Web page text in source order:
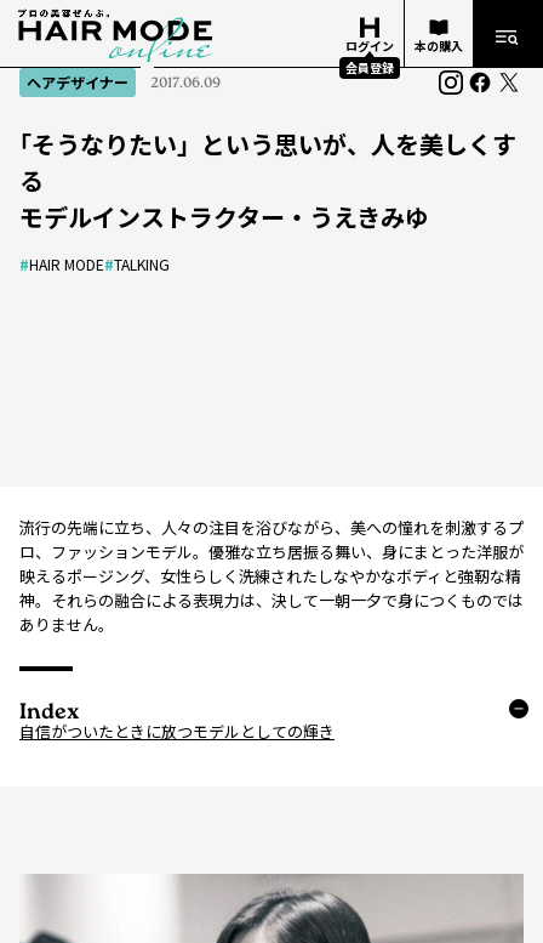
ログイン
会員登録
本の購入
ヘアデザイナー 2017.06.09
｢そうなりたい」という思いが、人を美しくす
る
モデルインストラクター・うえきみゆ
#HAIR MODE#TALKING
流行の先端に立ち、人々の注目を浴びながら、美への憧れを刺激するプ
ロ、ファッションモデル。優雅な立ち居振る舞い、身にまとった洋服が
映えるポージング、女性らしく洗練されたしなやかなボディと強靭な精
神。それらの融合による表現力は、決して一朝一夕で身につくものでは
ありません。
Index
自信がついたときに放つモデルとしての輝き